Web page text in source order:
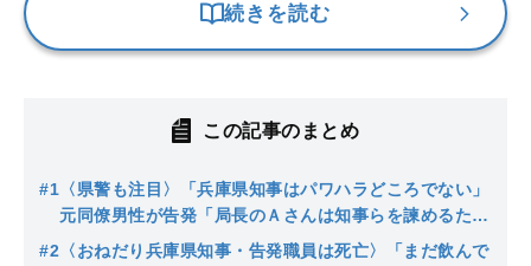
続きを読む
この記事のまとめ
#1 〈県警も注目〉「兵庫県知事はパワハラどころでない」
元同僚男性が告発「局長のＡさんは知事らを諫めるため
に命を絶った」知事は会見で辞職を否定も…
#2 〈おねだり兵庫県知事・告発職員は死亡〉「まだ飲んで